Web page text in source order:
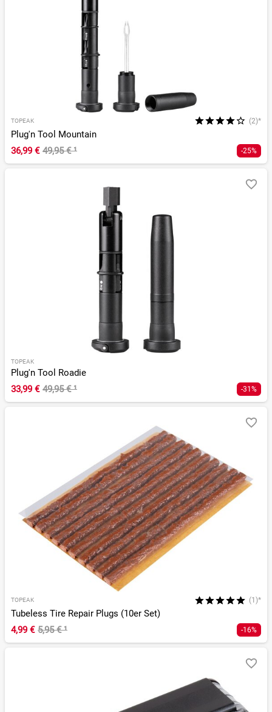
TOPEAK (2)*
Plug'n Tool Mountain
36,99 € 49,95 €¹ -25%
TOPEAK
Plug'n Tool Roadie
33,99 € 49,95 €¹ -31%
TOPEAK (1)*
Tubeless Tire Repair Plugs (10er Set)
4,99 € 5,95 €¹ -16%